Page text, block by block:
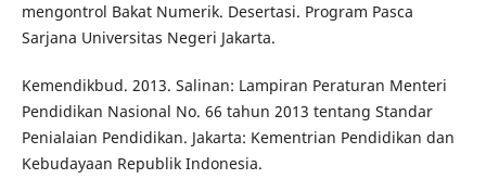
mengontrol Bakat Numerik. Desertasi. Program Pasca
Sarjana Universitas Negeri Jakarta.
Kemendikbud. 2013. Salinan: Lampiran Peraturan Menteri
Pendidikan Nasional No. 66 tahun 2013 tentang Standar
Penialaian Pendidikan. Jakarta: Kementrian Pendidikan dan
Kebudayaan Republik Indonesia.